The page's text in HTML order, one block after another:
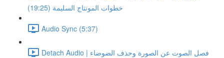
خطوات المونتاج السليمة (19:25)
Audio Sync (5:37)
Detach Audio | فصل الصوت عن الصورة وحذف الضوضاء